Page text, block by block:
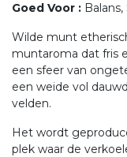
Goed Voor :
Wilde munt
muntaroma dat fris
een sfeer van
een weide vol
velden.
Het wordt
plek waar de